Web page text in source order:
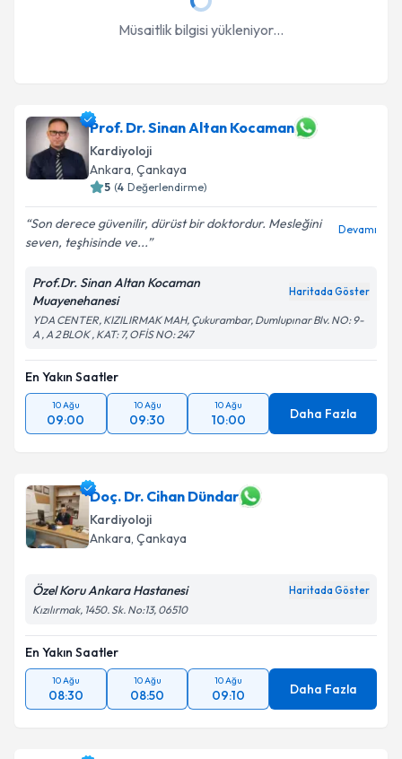
Müsaitlik bilgisi yükleniyor...
Prof. Dr. Sinan Altan Kocaman
Kardiyoloji
Ankara, Çankaya
5 (4 Değerlendirme)
Son derece güvenilir, dürüst bir doktordur. Mesleğini
seven, teşhisinde ve...
Devamı
Prof.Dr. Sinan Altan Kocaman
Muayenehanesi
Haritada Göster
YDA CENTER, KIZILIRMAK MAH, Çukurambar, Dumlupınar Blv. NO: 9-
A , A 2 BLOK , KAT: 7, OFİS NO: 247
En Yakın Saatler
10 Ağu
09:00
10 Ağu
09:30
10 Ağu
10:00 Daha Fazla
Doç. Dr. Cihan Dündar
Kardiyoloji
Ankara, Çankaya
Özel Koru Ankara Hastanesi Haritada Göster
Kızılırmak, 1450. Sk. No:13, 06510
En Yakın Saatler
10 Ağu
08:30
10 Ağu
08:50
10 Ağu
09:10 Daha Fazla